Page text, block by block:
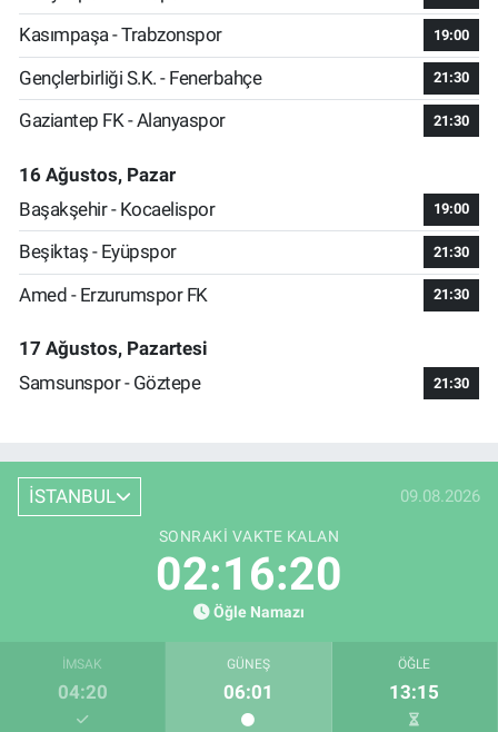
Kasımpaşa - Trabzonspor 19:00
Gençlerbirliği S.K. - Fenerbahçe 21:30
Gaziantep FK - Alanyaspor 21:30
16 Ağustos, Pazar
Başakşehir - Kocaelispor
19:00
Beşiktaş - Eyüpspor 21:30
Amed - Erzurumspor FK 21:30
17 Ağustos, Pazartesi
Samsunspor - Göztepe
21:30
İSTANBUL 09.08.2026
SONRAKI VAKTE KALAN
02:16:19
Öğle Namazı
İMSAK
04:20
GÜNEŞ
06:01
ÖĞLE
13:15